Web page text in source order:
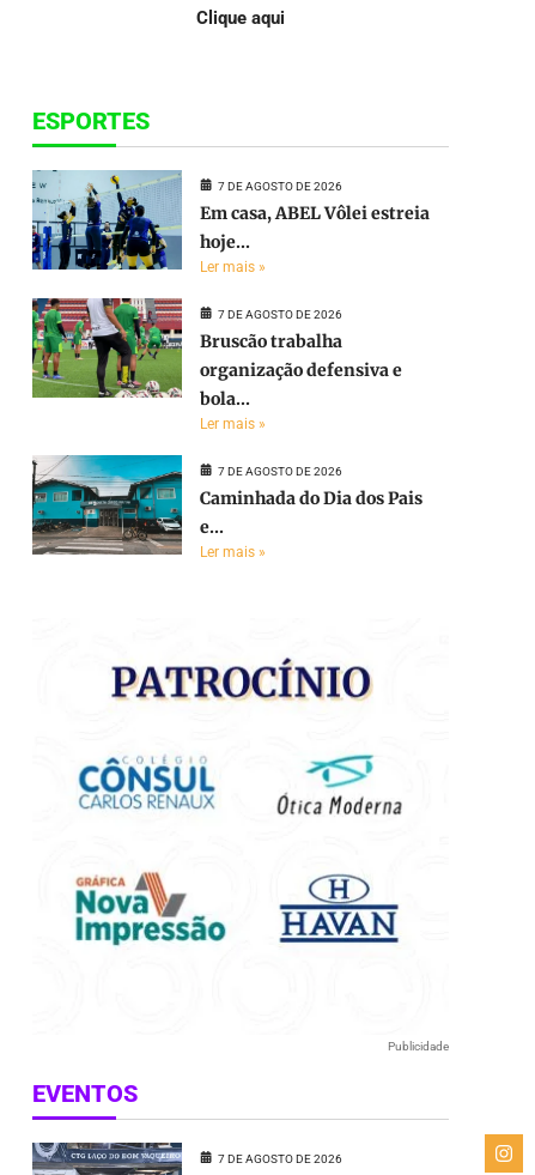
Clique aqui
ESPORTES
7 DE AGOSTO DE 2026
Em casa, ABEL Vôlei estreia
hoje...
Ler mais »
7 DE AGOSTO DE 2026
Bruscão trabalha
organização defensiva e
bola...
Ler mais »
7 DE AGOSTO DE 2026
Caminhada do Dia dos Pais
e...
Ler mais »
Publicidade
EVENTOS
7 DE AGOSTO DE 2026